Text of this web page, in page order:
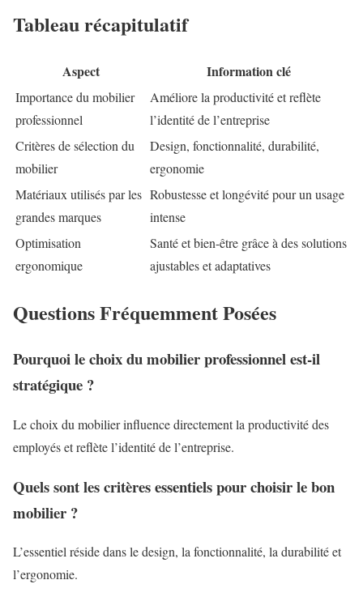
Tableau récapitulatif
Aspect Information clé
Importance du mobilier
professionnel
Améliore la productivité et reflète
l’identité de l’entreprise
Critères de sélection du
mobilier
Design, fonctionnalité, durabilité,
ergonomie
Matériaux utilisés par les
grandes marques
Robustesse et longévité pour un usage
intense
Optimisation
ergonomique
Santé et bien-être grâce à des solutions
ajustables et adaptatives
Questions Fréquemment Posées
Pourquoi le choix du mobilier professionnel est-il
stratégique ?
Le choix du mobilier influence directement la productivité des
employés et reflète l’identité de l’entreprise.
Quels sont les critères essentiels pour choisir le bon
mobilier ?
L’essentiel réside dans le design, la fonctionnalité, la durabilité et
l’ergonomie.